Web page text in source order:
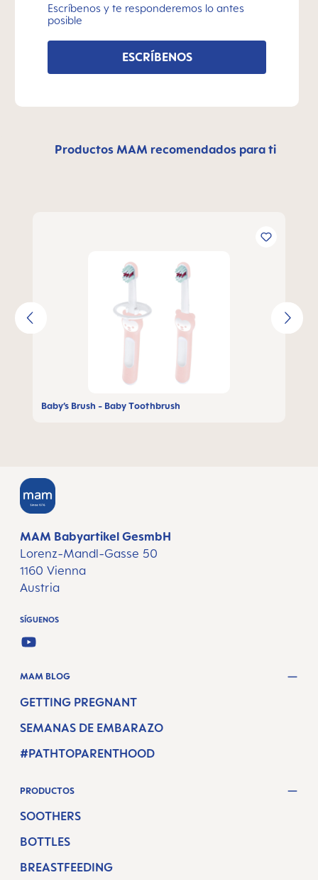
Escríbenos y te responderemos lo antes
posible
ESCRÍBENOS
Productos MAM recomendados para ti
Baby’s Brush - Baby Toothbrush
MAM Babyartikel GesmbH
Lorenz-Mandl-Gasse 50
1160 Vienna
Austria
SÍGUENOS
YOUTUBE
MAM BLOG
GETTING PREGNANT
SEMANAS DE EMBARAZO
#PATHTOPARENTHOOD
PRODUCTOS
SOOTHERS
BOTTLES
BREASTFEEDING